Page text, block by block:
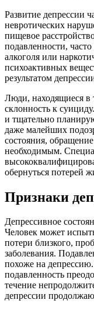
Развитие депрессии
невротических
пищевое
подавленности,
алкоголя или
психоактивных
результатом
Люди, находящиеся в
склонность к
и тщательно
даже малейших
состояния,
необходимым.
обернуться потерей
Признаки
Депрессивное
Человек может
потери близкого,
заболевания.
похоже на
подавленность
течение
депрессии